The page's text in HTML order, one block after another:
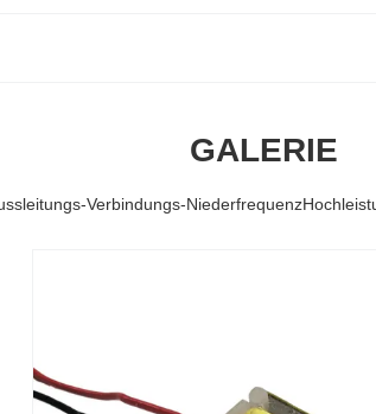
GALERIE
Verbindungs-